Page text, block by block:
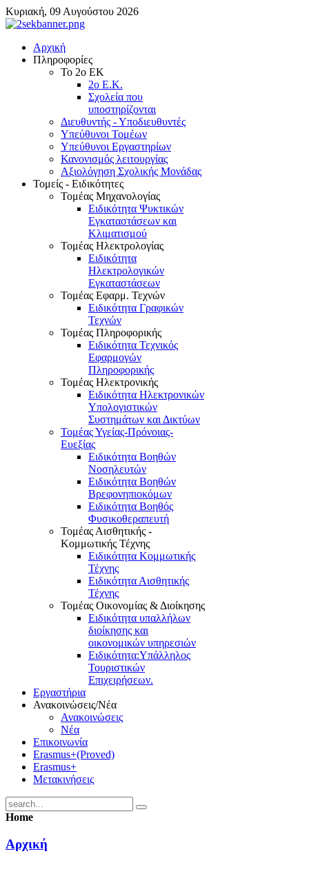
Κυριακή, 09 Αυγούστου 2026
Αρχική
Πληροφορίες
Το 2ο ΕΚ
2ο Ε.Κ.
Σχολεία που
υποστηρίζονται
Διευθυντής - Υποδιευθυντές
Υπεύθυνοι Τομέων
Υπεύθυνοι Εργαστηρίων
Κανονισμός λειτουργίας
Αξιολόγηση Σχολικής Μονάδας
Τομείς - Ειδικότητες
Τομέας Μηχανολογίας
Ειδικότητα Ψυκτικών
Εγκαταστάσεων και
Κλιματισμού
Τομέας Ηλεκτρολογίας
Ειδικότητα
Ηλεκτρολογικών
Εγκαταστάσεων
Τομέας Εφαρμ. Τεχνών
Ειδικότητα Γραφικών
Τεχνών
Τομέας Πληροφορικής
Ειδικότητα Τεχνικός
Εφαρμογών
Πληροφορικής
Τομέας Ηλεκτρονικής
Ειδικότητα Ηλεκτρονικών
Υπολογιστικών
Συστημάτων και Δικτύων
Τομέας Υγείας-Πρόνοιας-
Ευεξίας
Ειδικότητα Βοηθών
Νοσηλευτών
Ειδικότητα Βοηθών
Βρεφονηπιοκόμων
Ειδικότητα Βοηθός
Φυσικοθεραπευτή
Τομέας Αισθητικής -
Κομμωτικής Τέχνης
Ειδικότητα Κομμωτικής
Τέχνης
Ειδικότητα Αισθητικής
Τέχνης
Τομέας Οικονομίας & Διοίκησης
Ειδικότητα υπαλλήλων
διοίκησης και
οικονομικών υπηρεσιών
Ειδικότητα:Υπάλληλος
Τουριστικών
Επιχειρήσεων.
Εργαστήρια
Ανακοινώσεις/Νέα
Ανακοινώσεις
Νέα
Επικοινωνία
Erasmus+(Proved)
Erasmus+
Μετακινήσεις
Home
Αρχική